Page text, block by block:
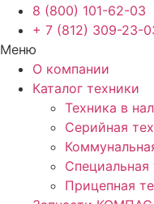
8 (800) 101-62-03
+ 7 (812) 309-23-
Меню
О компании
Каталог техники
Техника в
Серийная
Специальная
Прицепная